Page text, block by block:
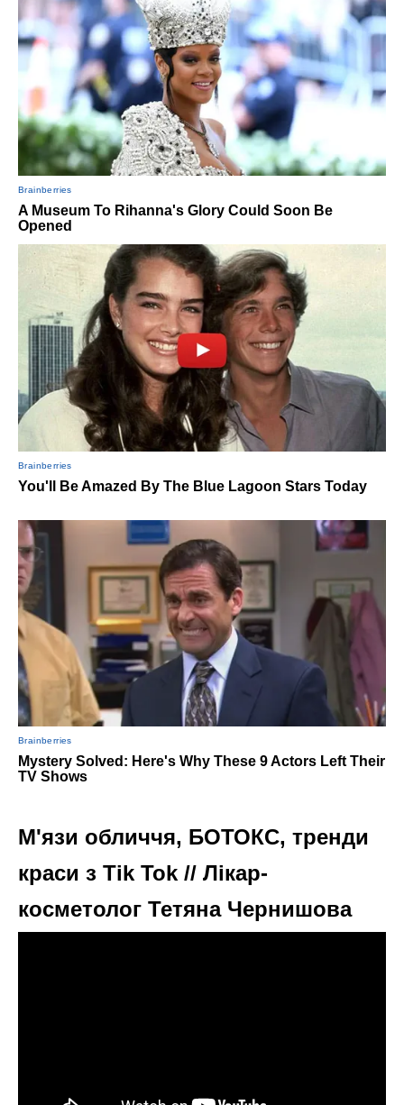
М'язи обличчя, БОТОКС, тренди
краси з Tik Tok // Лікар-
косметолог Тетяна Чернишова